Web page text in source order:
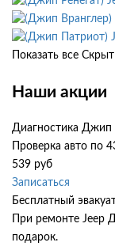
Показать все
Наши акции
Диагностика Джип
Проверка авто по
539 руб
Записаться
Бесплатный
При ремонте Jeep
подарок.